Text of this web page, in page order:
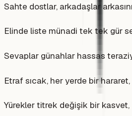
Sahte dostlar, arkadaşlar
Elinde liste münadi tek tek gür
Sevaplar günahlar hassas
Etraf sıcak, her yerde bir hararet,
Yürekler titrek değişik bir kasvet,